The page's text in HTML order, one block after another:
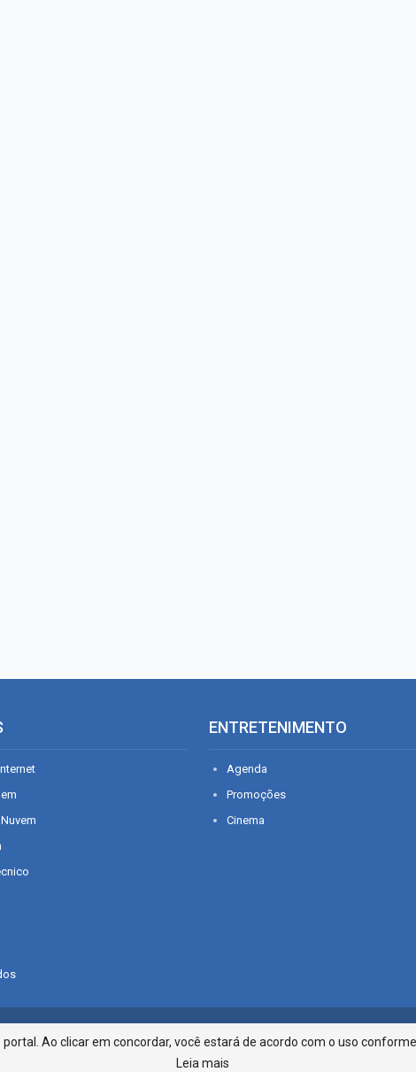
ENTRETENIMENTO
Agenda
Promoções
Cinema
Infonet - Rua Monsenhor Silveira 276,
Ao clicar em concordar, você estará de acordo com o uso
Leia mais